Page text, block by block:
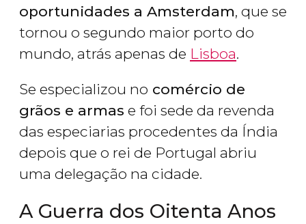
oportunidades a Amsterdam, que se
tornou o segundo maior porto do
mundo, atrás apenas de Lisboa.
Se especializou no comércio de
grãos e armas e foi sede da revenda
das especiarias procedentes da Índia
depois que o rei de Portugal abriu
uma delegação na cidade.
A Guerra dos Oitenta Anos